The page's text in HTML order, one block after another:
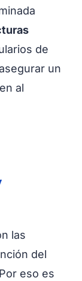
de
un
al
las
del
eso es